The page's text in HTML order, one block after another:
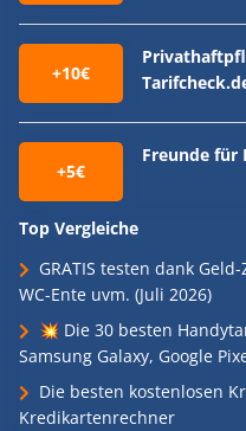
+10€
+5€
Freunde für
Top Vergleiche
GRATIS testen dank
WC-Ente uvm. (Juli 2026)
💥 Die 30 besten
Samsung Galaxy, Google
Die besten kostenlosen
Kredikartenrechner